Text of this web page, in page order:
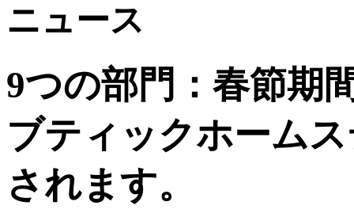
ニュース
9つの部門：春節期
ブティックホーム
されます。